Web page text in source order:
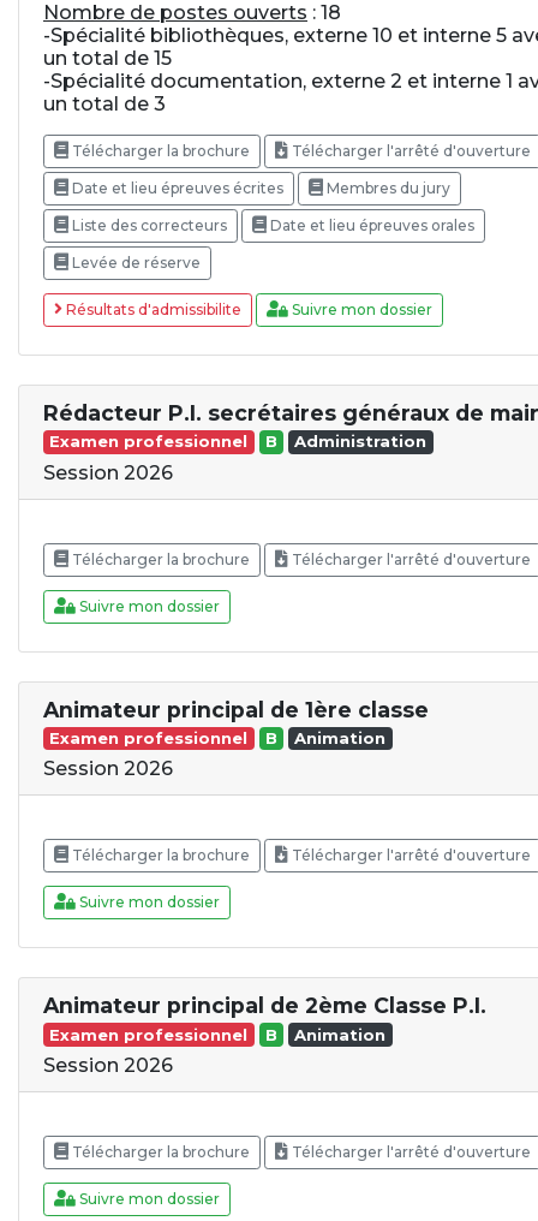
Nombre de postes ouverts : 18
-Spécialité bibliothèques, externe 10 et interne 5
un total de 15
-Spécialité documentation, externe 2 et interne 1
un total de 3
Télécharger la brochure Télécharger l'arrêté d'ouverture
Date et lieu épreuves écrites Membres du jury
Liste des correcteurs Date et lieu épreuves orales
Levée de réserve
Résultats d'admissibilite Suivre mon dossier
Rédacteur P.I. secrétaires généraux de
Examen professionnel B Administration
Session 2026
Télécharger la brochure Télécharger l'arrêté d'ouverture
Suivre mon dossier
Animateur principal de 1ère classe
Examen professionnel B Animation
Session 2026
Télécharger la brochure Télécharger l'arrêté d'ouverture
Suivre mon dossier
Animateur principal de 2ème Classe P.I.
Examen professionnel B Animation
Session 2026
Télécharger la brochure Télécharger l'arrêté d'ouverture
Suivre mon dossier